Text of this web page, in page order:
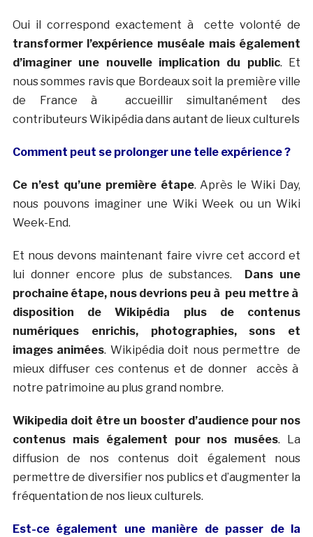
Oui il correspond exactement à cette volonté de
transformer l’expérience muséale mais également
d’imaginer une nouvelle implication du public. Et
nous sommes ravis que Bordeaux soit la première ville
de France à accueillir simultanément des
contributeurs Wikipédia dans autant de lieux culturels
Comment peut se prolonger une telle expérience ?
Ce n’est qu’une première étape. Après le Wiki Day,
nous pouvons imaginer une Wiki Week ou un Wiki
Week-End.
Et nous devons maintenant faire vivre cet accord et
lui donner encore plus de substances.
Dans une
prochaine étape, nous devrions peu à peu mettre à
disposition de Wikipédia plus de contenus
numériques enrichis, photographies, sons et
images animées. Wikipédia doit nous permettre de
mieux diffuser ces contenus et de donner accès à
notre patrimoine au plus grand nombre.
Wikipedia doit être un booster d’audience pour nos
contenus mais également pour nos musées. La
diffusion de nos contenus doit également nous
permettre de diversifier nos publics et d’augmenter la
fréquentation de nos lieux culturels.
Est-ce également une manière de passer de la